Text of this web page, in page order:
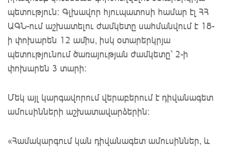
պետություն: Գլխավոր հյուպատոսի համար էլ ՀՀ
ԱԳՆ-ում աշխատելու ժամկետը սահմանվում է 18-
ի փոխարեն 12 ամիս, իսկ օտարերկրյա
պետությունում ծառայության ժամկետը՝ 2-ի
փոխարեն 3 տարի:
Մեկ այլ կարգավորում վերաբերում է դիվանագետ
ամուսինների աշխատավարձերին:
«Համակարգում կան դիվանագետ ամուսիններ, և